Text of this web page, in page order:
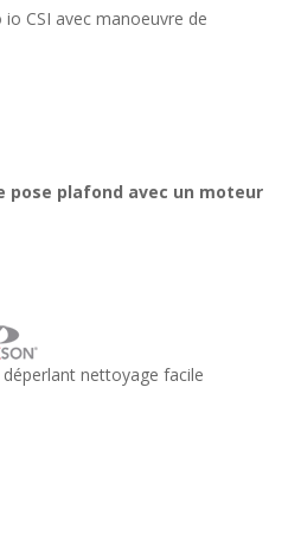
CSI avec manoeuvre de
pose plafond avec un moteur
nettoyage facile